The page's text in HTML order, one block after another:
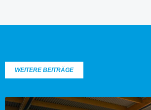
WEITERE BEITRÄGE